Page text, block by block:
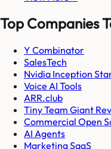
Top Companies
Y Combinator
SalesTech
Nvidia Inception
Voice AI Tools
ARR.club
Tiny Team Giant
Commercial Open
AI Agents
Marketing SaaS